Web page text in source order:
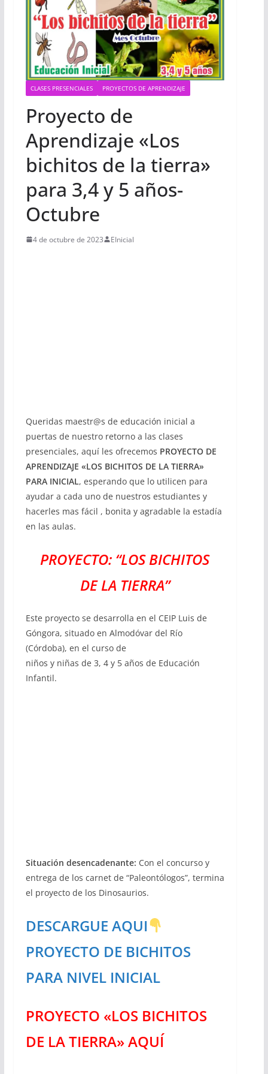
CLASES PRESENCIALES PROYECTOS DE APRENDIZAJE
Proyecto de
Aprendizaje «Los
bichitos de la tierra»
para 3,4 y 5 años-
Octubre
4 de octubre de 2023 EInicial
Queridas maestr@s de educación inicial a
puertas de nuestro retorno a las clases
presenciales, aquí les ofrecemos PROYECTO DE
APRENDIZAJE «LOS BICHITOS DE LA TIERRA»
PARA INICIAL, esperando que lo utilicen para
ayudar a cada uno de nuestros estudiantes y
hacerles mas fácil , bonita y agradable la estadía
en las aulas.
PROYECTO: “LOS BICHITOS
DE LA TIERRA”
Este proyecto se desarrolla en el CEIP Luis de
Góngora, situado en Almodóvar del Río
(Córdoba), en el curso de
niños y niñas de 3, 4 y 5 años de Educación
Infantil.
Situación desencadenante: Con el concurso y
entrega de los carnet de “Paleontólogos”, termina
el proyecto de los Dinosaurios.
DESCARGUE AQUI
PROYECTO DE BICHITOS
PARA NIVEL INICIAL
PROYECTO «LOS BICHITOS
DE LA TIERRA» AQUÍ